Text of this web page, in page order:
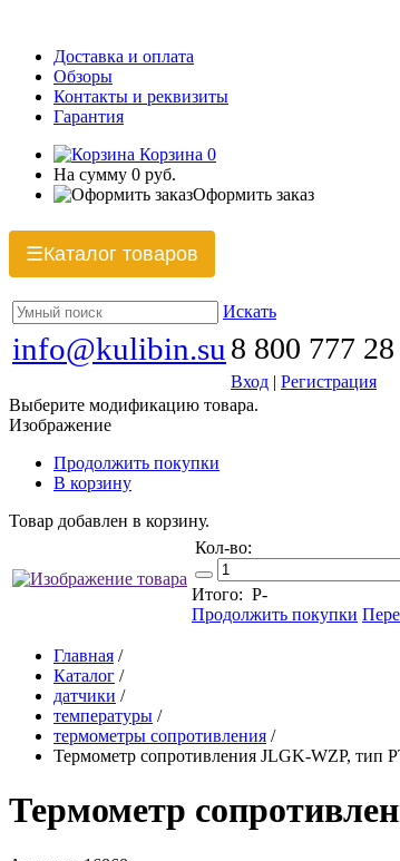
Доставка и оплата
Обзоры
Контакты и реквизиты
Гарантия
Корзина 0
На сумму 0 руб.
Оформить заказ
☰Каталог товаров
Искать
info@kulibin.su 8 800 777
Вход | Регистрация
Выберите модификацию товара.
Изображение
Продолжить покупки
В корзину
Товар добавлен в корзину.
Кол-во:
Итого: Р-
Продолжить покупки
Главная /
Каталог /
датчики /
температуры /
термометры сопротивления /
Термометр сопротивления JLGK-WZP, тип
Термометр